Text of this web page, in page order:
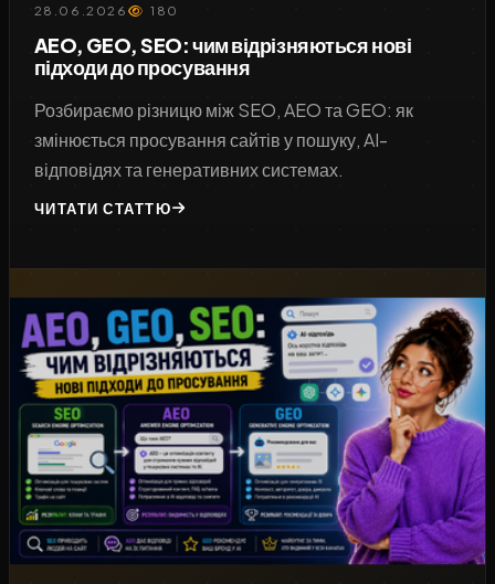
28.06.2026 180
AEO, GEO, SEO: чим відрізняються нові
підходи до просування
Розбираємо різницю між SEO, AEO та GEO: як
змінюється просування сайтів у пошуку, AI-
відповідях та генеративних системах.
ЧИТАТИ СТАТТЮ